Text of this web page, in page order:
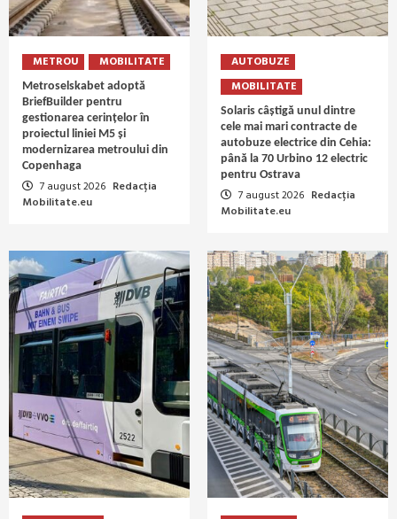
METROU MOBILITATE
Metroselskabet adoptă
BriefBuilder pentru
gestionarea cerințelor în
proiectul liniei M5 și
modernizarea metroului din
Copenhaga
7 august 2026 Redacția
Mobilitate.eu
AUTOBUZE
MOBILITATE
Solaris câștigă unul dintre
cele mai mari contracte de
autobuze electrice din Cehia:
până la 70 Urbino 12 electric
pentru Ostrava
7 august 2026 Redacția
Mobilitate.eu